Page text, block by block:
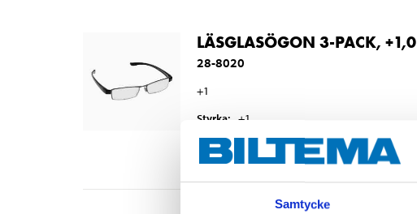
Samtycke
LÄSGLASÖGON 3-PACK, +1,0
28-8020
+1
Styrka: +1
Finns i lager i4 varuhus